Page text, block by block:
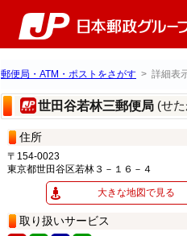
郵便局・ATM・ポストをさがす > 詳細表
世田谷若林三郵便局 (せ
住所
〒154-0023
東京都世田谷区若林３－１６－４
大きな地図で見る
取り扱いサービス